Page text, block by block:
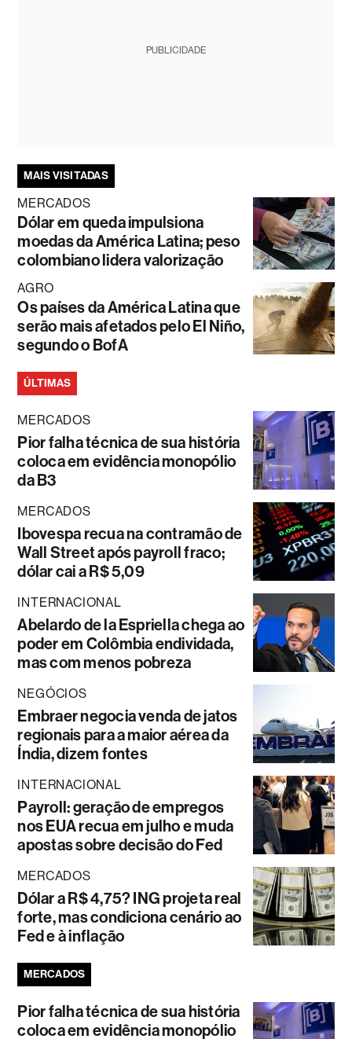
PUBLICIDADE
MAIS VISITADAS
MERCADOS
Dólar em queda impulsiona
moedas da América Latina; peso
colombiano lidera valorização
AGRO
Os países da América Latina que
serão mais afetados pelo El Niño,
segundo o BofA
ÚLTIMAS
MERCADOS
Pior falha técnica de sua história
coloca em evidência monopólio
da B3
MERCADOS
Ibovespa recua na contramão de
Wall Street após payroll fraco;
dólar cai a R$ 5,09
INTERNACIONAL
Abelardo de la Espriella chega ao
poder em Colômbia endividada,
mas com menos pobreza
NEGÓCIOS
Embraer negocia venda de jatos
regionais para a maior aérea da
Índia, dizem fontes
INTERNACIONAL
Payroll: geração de empregos
nos EUA recua em julho e muda
apostas sobre decisão do Fed
MERCADOS
Dólar a R$ 4,75? ING projeta real
forte, mas condiciona cenário ao
Fed e à inflação
MERCADOS
Pior falha técnica de sua história
coloca em evidência monopólio